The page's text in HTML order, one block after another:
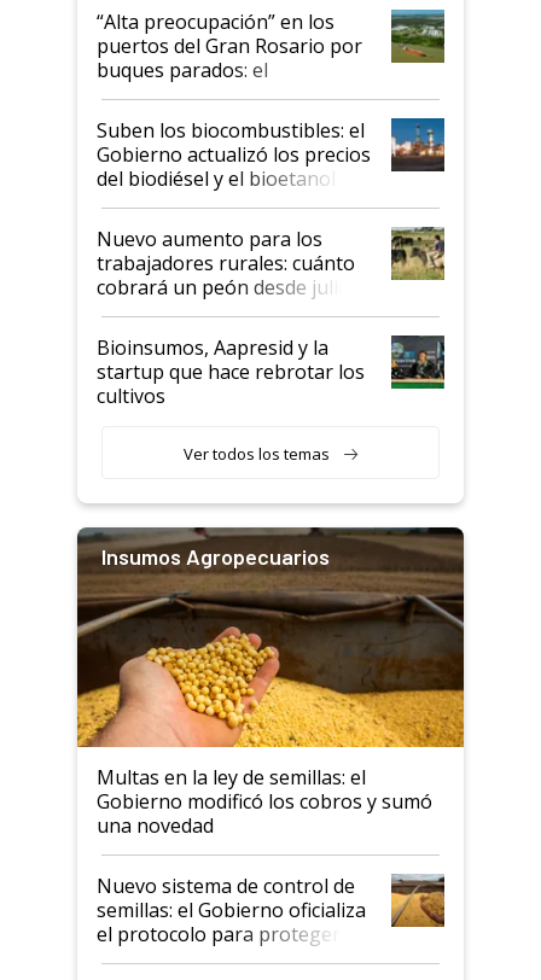
“Alta preocupación” en los
puertos del Gran Rosario por
buques parados: el
funcionamiento de las
exportadoras en tensión tras
la medida de fuerza de los
prácticos
Suben los biocombustibles: el
Gobierno actualizó los precios
del biodiésel y el bioetanol
Nuevo aumento para los
trabajadores rurales: cuánto
cobrará un peón desde julio
Bioinsumos, Aapresid y la
startup que hace rebrotar los
cultivos
Ver todos los temas
Insumos Agropecuarios
Multas en la ley de semillas: el
Gobierno modificó los cobros y sumó
una novedad
Nuevo sistema de control de
semillas: el Gobierno oficializa
el protocolo para proteger la
propiedad intelectual